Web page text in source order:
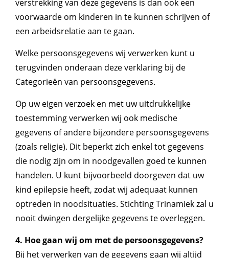
verstrekking van deze gegevens is dan ook een
voorwaarde om kinderen in te kunnen schrijven of
een arbeidsrelatie aan te gaan.
Welke persoonsgegevens wij verwerken kunt u
terugvinden onderaan deze verklaring bij de
Categorieën van persoonsgegevens.
Op uw eigen verzoek en met uw uitdrukkelijke
toestemming verwerken wij ook medische
gegevens of andere bijzondere persoonsgegevens
(zoals religie). Dit beperkt zich enkel tot gegevens
die nodig zijn om in noodgevallen goed te kunnen
handelen. U kunt bijvoorbeeld doorgeven dat uw
kind epilepsie heeft, zodat wij adequaat kunnen
optreden in noodsituaties. Stichting Trinamiek zal u
nooit dwingen dergelijke gegevens te overleggen.
4. Hoe gaan wij om met de persoonsgegevens?
Bij het verwerken van de gegevens gaan wij altijd